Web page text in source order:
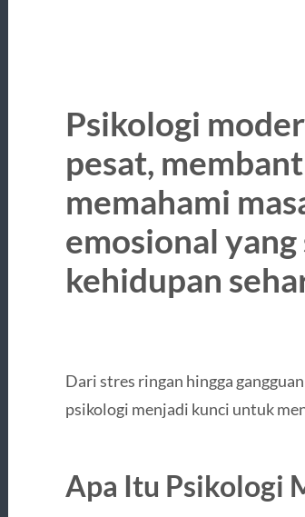
Psikologi
pesat,
memahami
emosional
kehidupan
Dari stres ringan hingga
psikologi menjadi kunci untuk
Apa Itu Psikologi